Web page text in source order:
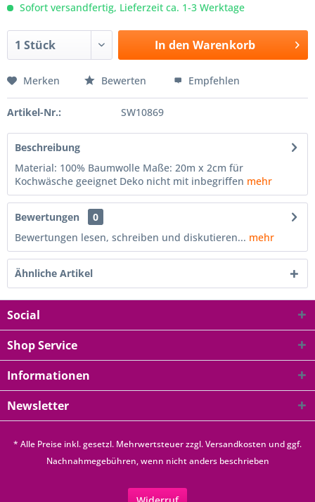
Sofort versandfertig, Lieferzeit ca. 1-3 Werktage
In den Warenkorb
Merken Bewerten Empfehlen
Artikel-Nr.: SW10869
Beschreibung
Material: 100% Baumwolle Maße: 20m x 2cm für
Kochwäsche geeignet Deko nicht mit inbegriffen mehr
Bewertungen
0
Bewertungen lesen, schreiben und diskutieren... mehr
Ähnliche Artikel
Social
Shop Service
Informationen
Newsletter
* Alle Preise inkl. gesetzl. Mehrwertsteuer zzgl.Versandkosten und ggf.
Nachnahmegebühren, wenn nicht anders beschrieben